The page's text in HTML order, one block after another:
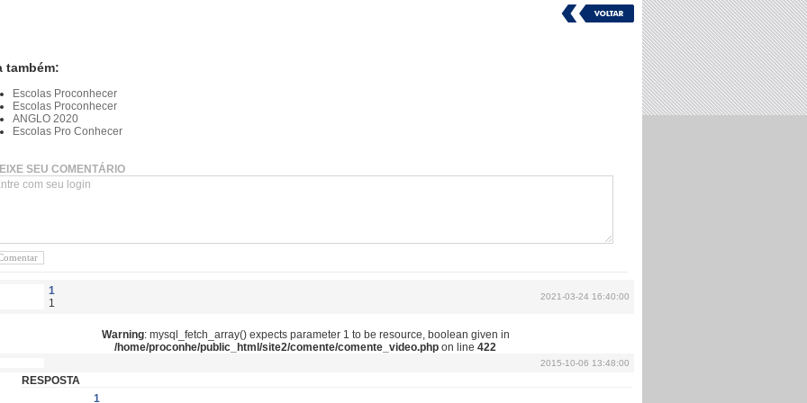
também:
Escolas Proconhecer
Escolas Proconhecer
ANGLO 2020
Escolas Pro Conhecer
SEU COMENTÁRIO
1
1
2021-03-24 16:40:00
Warning: mysql_fetch_array() expects parameter 1 to be resource, boolean given in
/home/proconhe/public_html/site2/comente/comente_video.php on line 422
2015-10-06 13:48:00
RESPOSTA
1